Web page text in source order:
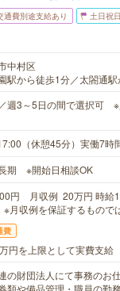
通費別途支給あり 土日祝
中村区
駅から徒歩1分／太閤通
週3～5日の間で選択可 ※
（休憩45分）実働7時
期 ※開始日相談OK
円 月収例 20万円 時給
月収例を保証するもので
費
円を上限として実費支給
の財団法人にて事務のお
類や備品管理・職員の勤